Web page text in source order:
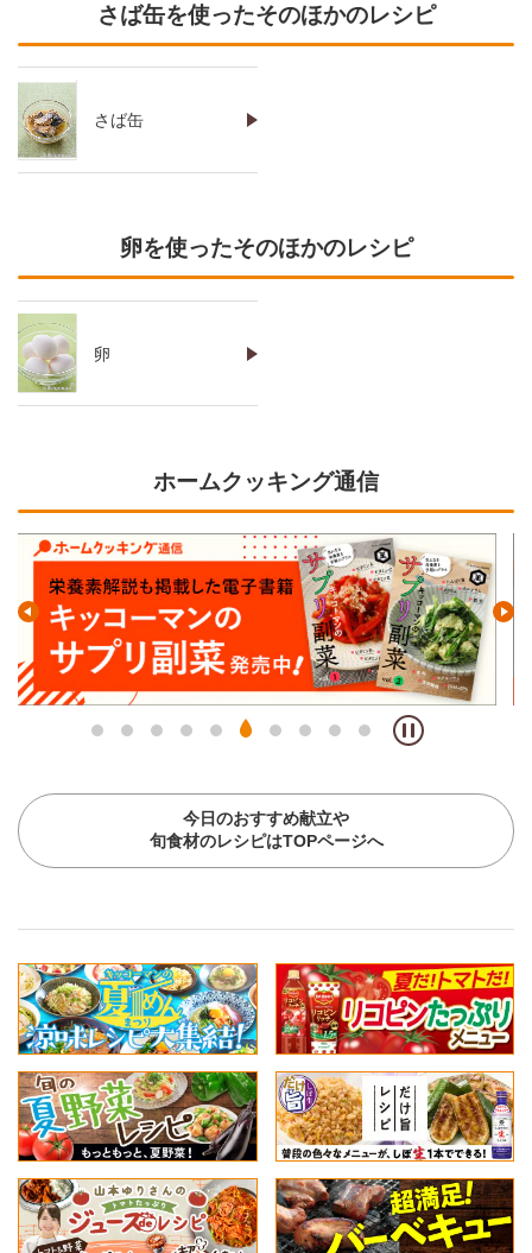
さば缶を使ったそのほかのレシピ
さば缶
卵を使ったそのほかのレシピ
卵
ホームクッキング通信
今日のおすすめ献立や
旬食材のレシピはTOPページへ